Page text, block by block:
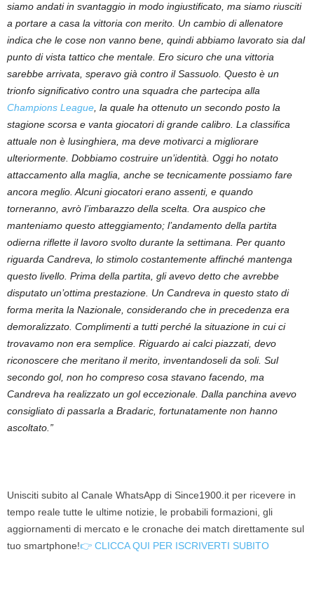
siamo andati in svantaggio in modo ingiustificato, ma siamo riusciti
a portare a casa la vittoria con merito. Un cambio di allenatore
indica che le cose non vanno bene, quindi abbiamo lavorato sia dal
punto di vista tattico che mentale. Ero sicuro che una vittoria
sarebbe arrivata, speravo già contro il Sassuolo. Questo è un
trionfo significativo contro una squadra che partecipa alla
Champions League, la quale ha ottenuto un secondo posto la
stagione scorsa e vanta giocatori di grande calibro. La classifica
attuale non è lusinghiera, ma deve motivarci a migliorare
ulteriormente. Dobbiamo costruire un’identità. Oggi ho notato
attaccamento alla maglia, anche se tecnicamente possiamo fare
ancora meglio. Alcuni giocatori erano assenti, e quando
torneranno, avrò l’imbarazzo della scelta. Ora auspico che
manteniamo questo atteggiamento; l’andamento della partita
odierna riflette il lavoro svolto durante la settimana. Per quanto
riguarda Candreva, lo stimolo costantemente affinché mantenga
questo livello. Prima della partita, gli avevo detto che avrebbe
disputato un’ottima prestazione. Un Candreva in questo stato di
forma merita la Nazionale, considerando che in precedenza era
demoralizzato. Complimenti a tutti perché la situazione in cui ci
trovavamo non era semplice. Riguardo ai calci piazzati, devo
riconoscere che meritano il merito, inventandoseli da soli. Sul
secondo gol, non ho compreso cosa stavano facendo, ma
Candreva ha realizzato un gol eccezionale. Dalla panchina avevo
consigliato di passarla a Bradaric, fortunatamente non hanno
ascoltato.”
Unisciti subito al Canale WhatsApp di Since1900.it per ricevere in
tempo reale tutte le ultime notizie, le probabili formazioni, gli
aggiornamenti di mercato e le cronache dei match direttamente sul
tuo smartphone!👉 CLICCA QUI PER ISCRIVERTI SUBITO